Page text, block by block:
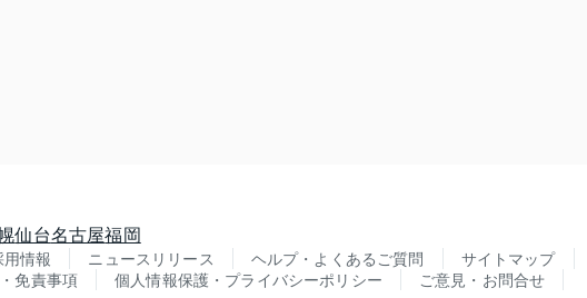
仙台名古屋福岡
用情報 ニュースリリース ヘルプ・よくあるご質問 サイトマップ
免責事項
個人情報保護・プライバシーポリシー ご意見・お問合せ